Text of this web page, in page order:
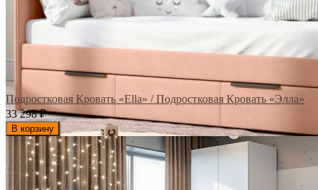
Подростковая Кровать «Ella» / Подростковая Кровать «Элла»
33 298₽
В корзину